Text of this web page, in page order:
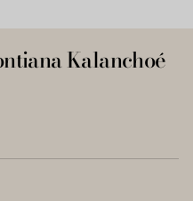
Kalanchoé